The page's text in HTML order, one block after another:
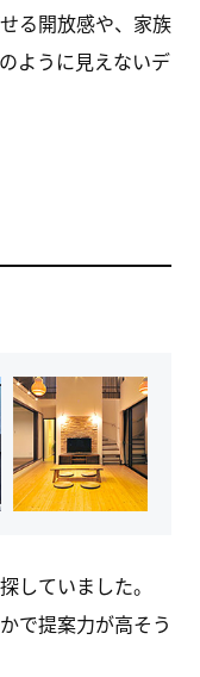
る開放感や、家族
ように見えないデ
していました。
で提案力が高そう